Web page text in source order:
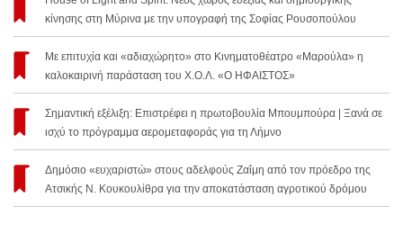
κίνησης στη Μύρινα με την υπογραφή της Σοφίας Ρουσοπούλου
Με επιτυχία και «αδιαχώρητο» στο Κινηματοθέατρο «Μαρούλα» η
καλοκαιρινή παράσταση του Χ.Ο.Λ. «Ο ΗΦΑΙΣΤΟΣ»
Σημαντική εξέλιξη: Επιστρέφει η πρωτοβουλία Μπουμπούρα | Ξανά σε
ισχύ το πρόγραμμα αερομεταφοράς για τη Λήμνο
Δημόσιο «ευχαριστώ» στους αδελφούς Ζαΐμη από τον πρόεδρο της
Ατσικής Ν. Κουκουλίθρα για την αποκατάσταση αγροτικού δρόμου